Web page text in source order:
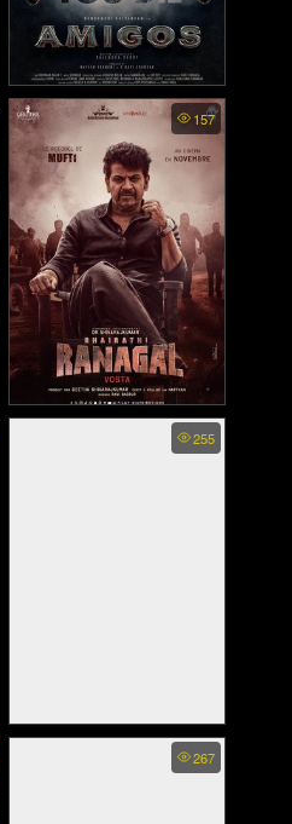
Amigos - เพื่อนยาก (2023)
157
Bhairathi Ranagal - ไภราธี รา
255
An Action Hero - แอ็คชั่น ฮีโร่
267